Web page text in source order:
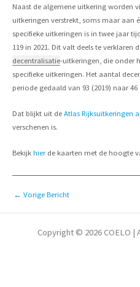
Naast de algemene uitkering worden
uitkeringen verstrekt, soms maar aan
specifieke uitkeringen is in twee jaar
119 in 2021. Dit valt deels te verklaren
decentralisatie-uitkeringen, die onder
specifieke uitkeringen. Het aantal
periode gedaald van 93 (2019) naar 46
Dat blijkt uit deAtlas Rijksuitkeringen
verschenen is.
Bekijkhierde kaarten met de hoogte
Bericht
← Vorige Bericht
Copyright © 2026 COELO